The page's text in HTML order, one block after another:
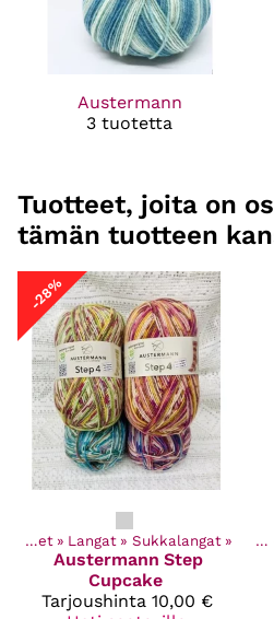
Austermann
3 tuotetta
Tuotteet, joita on
tämän tuotteen
-28%
Kaikki tuotteet ‪» Langat ‪» Sukkalangat ‪»
Austermann Step
Cupcake
Tarjoushinta10,00 €
tuotteet ‪» Tarjoukset ‪»